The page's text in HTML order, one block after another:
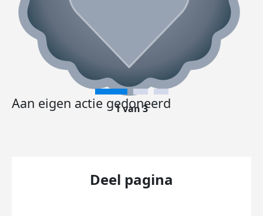
Aan eigen actie gedoneerd
1 van 3
Deel pagina